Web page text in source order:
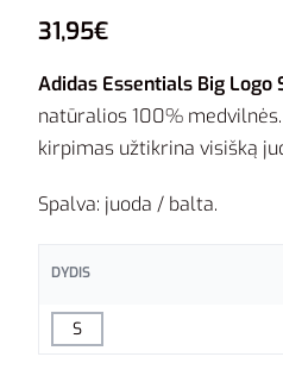
31,95€
Adidas Essentials Big Logo
natūralios 100%
kirpimas užtikrina visišką
Spalva: juoda / balta.
DYDIS
S